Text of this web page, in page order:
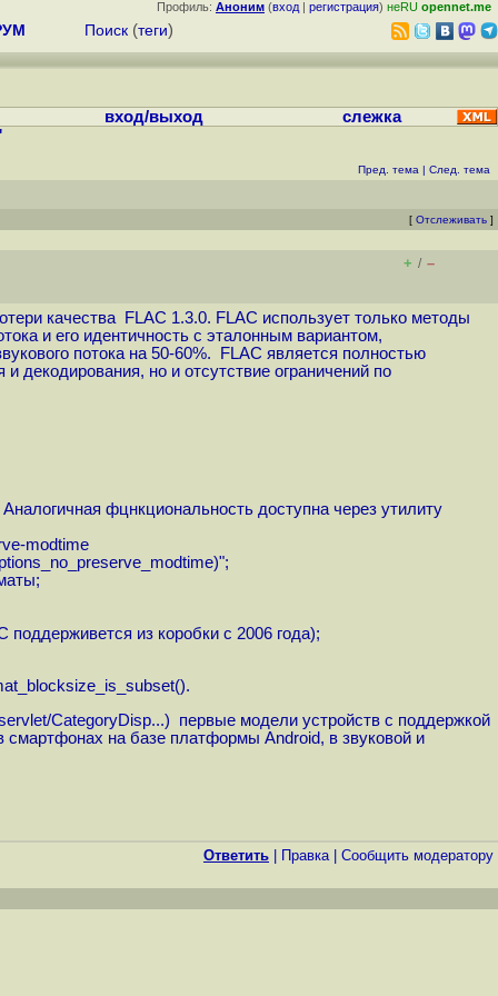
Профиль: Аноним (вход | регистрация) неRU opennet.me
Поиск (теги)
вход/выход слежка
Пред. тема | След. тема
[ Отслеживать ]
+ / –
качества FLAC 1.3.0. FLAC использует только методы
и его идентичность с эталонным вариантом,
потока на 50-60%. FLAC является полностью
но и отсутствие ограничений по
фцнкциональность доступна через утилиту
modtime
из коробки с 2006 года);
CategoryDisp...) первые модели устройств с поддержкой
на базе платформы Android, в звуковой и
Ответить Правка| Cообщить модератору